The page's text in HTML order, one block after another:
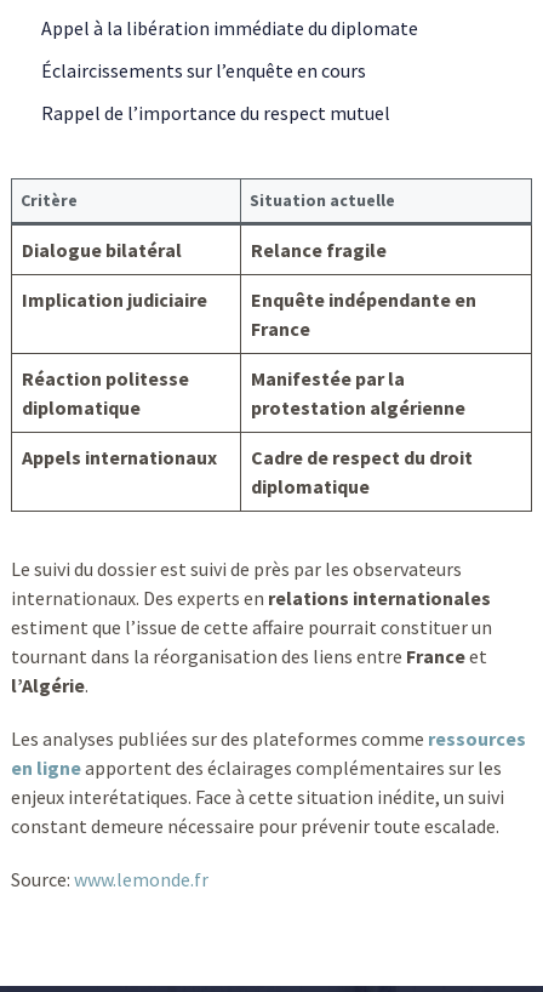
Appel à la libération immédiate du diplomate
Éclaircissements sur l’enquête en cours
Rappel de l’importance du respect mutuel
Critère Situation actuelle
Dialogue bilatéral Relance fragile
Implication judiciaire
Enquête indépendante en
France
Réaction politesse
diplomatique
Manifestée par la
protestation algérienne
Appels internationaux
Cadre de respect du droit
diplomatique
Le suivi du dossier est suivi de près par les observateurs
internationaux. Des experts en relations internationales
estiment que l’issue de cette affaire pourrait constituer un
tournant dans la réorganisation des liens entre Franceet
l’Algérie.
Les analyses publiées sur des plateformes comme ressources
en ligneapportent des éclairages complémentaires sur les
enjeux interétatiques. Face à cette situation inédite, un suivi
constant demeure nécessaire pour prévenir toute escalade.
Source: www.lemonde.fr